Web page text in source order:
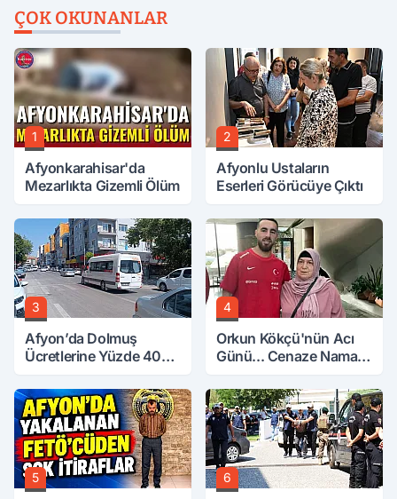
ÇOK OKUNANLAR
1
Afyonkarahisar'da
Mezarlıkta Gizemli Ölüm
2
Afyonlu Ustaların
Eserleri Görücüye Çıktı
3
Afyon’da Dolmuş
Ücretlerine Yüzde 40
4
Orkun Kökçü'nün Acı
Günü... Cenaze Namazı
5 6